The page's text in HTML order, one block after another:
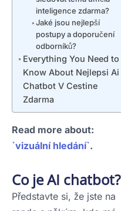
inteligence zdarma?
Jaké jsou nejlepší
postupy a doporučení
odborníků?
Everything You Need to
Know About Nejlepsi Ai
Chatbot V Cestine
Zdarma
Read more about:
`vizuální hledání`.
Co je AI chatbot?
Představte si, že jste na